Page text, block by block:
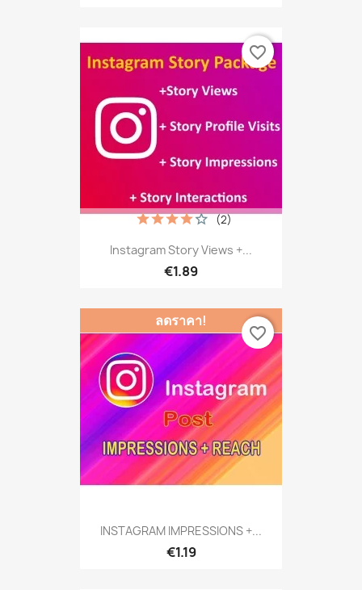
Instagram Story Views +...
€1.89
(2)
favorite_border
INSTAGRAM IMPRESSIONS +...
€1.19
ลดราคา!
favorite_border